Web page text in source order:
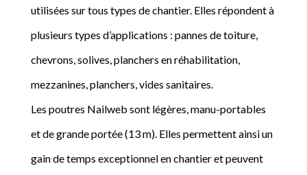
utilisées sur tous types de chantier. Elles répondent à
plusieurs types d’applications : pannes de toiture,
chevrons, solives, planchers en réhabilitation,
mezzanines, planchers, vides sanitaires.
Les poutres Nailweb sont légères, manu-portables
et de grande portée (13 m). Elles permettent ainsi un
gain de temps exceptionnel en chantier et peuvent